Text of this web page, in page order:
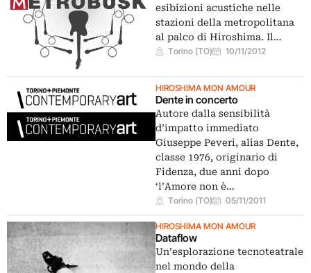
esibizioni acustiche nelle
stazioni della metropolitana
al palco di Hiroshima. Il…
Torino (TO) 10/11/2012
HIROSHIMA MON AMOUR
Dente in concerto
Autore dalla sensibilità
d’impatto immediato
Giuseppe Peveri, alias Dente,
classe 1976, originario di
Fidenza, due anni dopo
‘l’Amore non è…
Torino (TO) 05/11/2011
HIROSHIMA MON AMOUR
Dataflow
Un’esplorazione tecnoteatrale
nel mondo della